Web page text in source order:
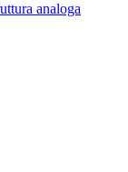
analoga